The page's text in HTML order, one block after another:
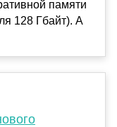
памяти
128 Гбайт). А